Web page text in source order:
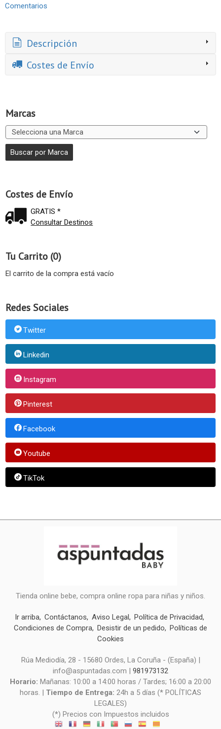
Marcas
Costes de Envío
GRATIS *
Consultar Destinos
Tu Carrito (0)
El carrito de la compra está vacío
Redes Sociales
Twitter
Linkedin
Instagram
Pinterest
Facebook
Youtube
TikTok
Comentarios
Descripción
Costes de Envío
Tienda online bebe, compra online ropa para niñas y niños.
Ir arriba Contáctanos Aviso Legal
Política de Privacidad
Condiciones de Compra Desistir de un pedido
Políticas de
Cookies
Rúa Mediodía, 28 - 15680 Ordes, La Coruña - (España) |
info@aspuntadas.com | 981973132
Horario: Mañanas: 10:00 a 14:00 horas / Tardes; 16:00 a 20:00
horas. | Tiempo de Entrega: 24h a 5 días (* POLÍTICAS
LEGALES)
(*) Precios con Impuestos incluidos